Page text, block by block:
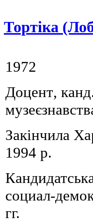
Тортіка
1972
Доцент,
музеє
Закінчила
1994 р.
социал-
гг.